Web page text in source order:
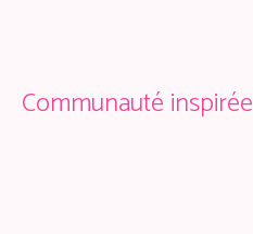
Communauté inspirée